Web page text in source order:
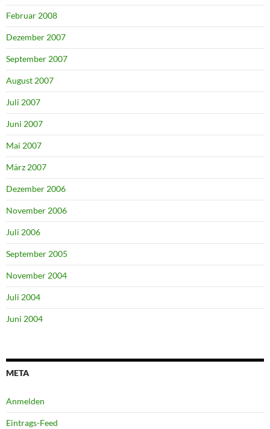
Februar 2008
Dezember 2007
September 2007
August 2007
Juli 2007
Juni 2007
Mai 2007
März 2007
Dezember 2006
November 2006
Juli 2006
September 2005
November 2004
Juli 2004
Juni 2004
META
Anmelden
Eintrags-Feed